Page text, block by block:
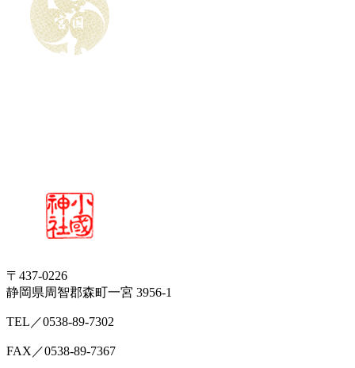
〒437-0226
静岡県周智郡森町一宮 3956-1
TEL／0538-89-7302
FAX／0538-89-7367